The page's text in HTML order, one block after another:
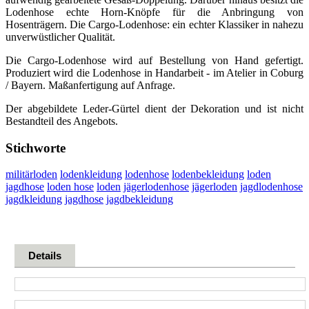
Details
Lodenhose echte Horn-Knöpfe für die Anbringung von
Hosenträgern. Die Cargo-Lodenhose: ein echter Klassiker in nahezu
unverwüstlicher Qualität.
Die Cargo-Lodenhose wird auf Bestellung von Hand gefertigt.
Produziert wird die Lodenhose in Handarbeit - im Atelier in Coburg
/ Bayern. Maßanfertigung auf Anfrage.
Der abgebildete Leder-Gürtel dient der Dekoration und ist nicht
Bestandteil des Angebots.
Stichworte
militärloden lodenkleidung lodenhose lodenbekleidung loden
jagdhose loden hose loden jägerlodenhose jägerloden jagdlodenhose
jagdkleidung jagdhose jagdbekleidung